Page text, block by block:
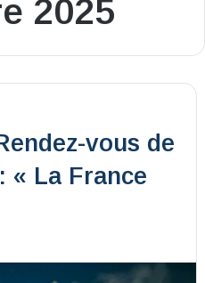
2025
vous de
« La France